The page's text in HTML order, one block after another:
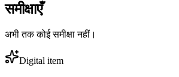
समीक्षाएँ
अभी तक कोई समीक्षा नहीं।
Digital item